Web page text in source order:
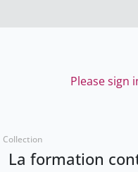
Please sign
Collection
La formation